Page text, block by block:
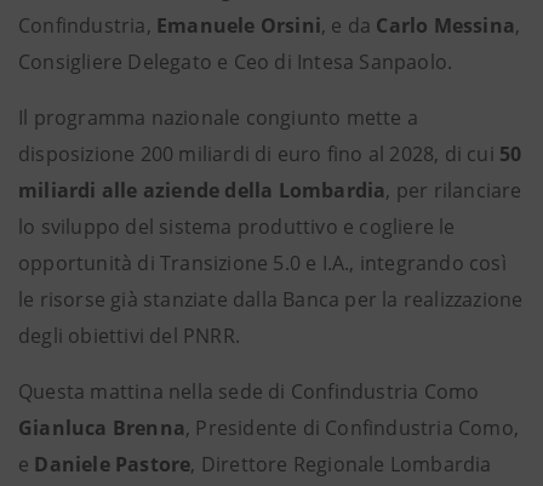
Confindustria, Emanuele Orsini, e da Carlo Messina,
Consigliere Delegato e Ceo di Intesa Sanpaolo.
Il programma nazionale congiunto mette a
disposizione 200 miliardi di euro fino al 2028, di cui 50
miliardi alle aziende della Lombardia, per rilanciare
lo sviluppo del sistema produttivo e cogliere le
opportunità di Transizione 5.0 e I.A., integrando così
le risorse già stanziate dalla Banca per la realizzazione
degli obiettivi del PNRR.
Questa mattina nella sede di Confindustria Como
Gianluca Brenna, Presidente di Confindustria Como,
e Daniele Pastore, Direttore Regionale Lombardia